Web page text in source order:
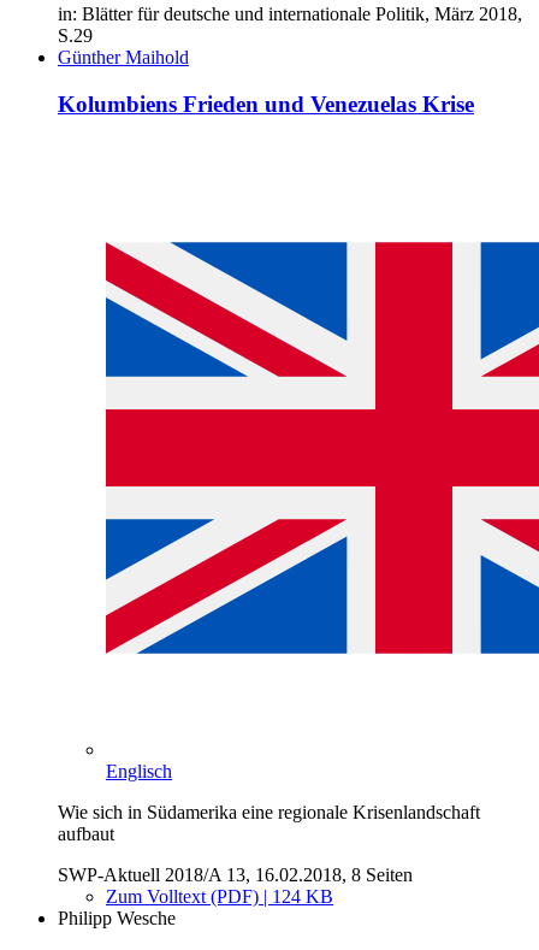
in: Blätter für deutsche und internationale Politik, März 2018,
S.29
Günther Maihold
Kolumbiens Frieden und Venezuelas Krise
Englisch
Wie sich in Südamerika eine regionale Krisenlandschaft
aufbaut
SWP-Aktuell 2018/A 13, 16.02.2018, 8 Seiten
Zum Volltext (PDF) | 124 KB
Philipp Wesche